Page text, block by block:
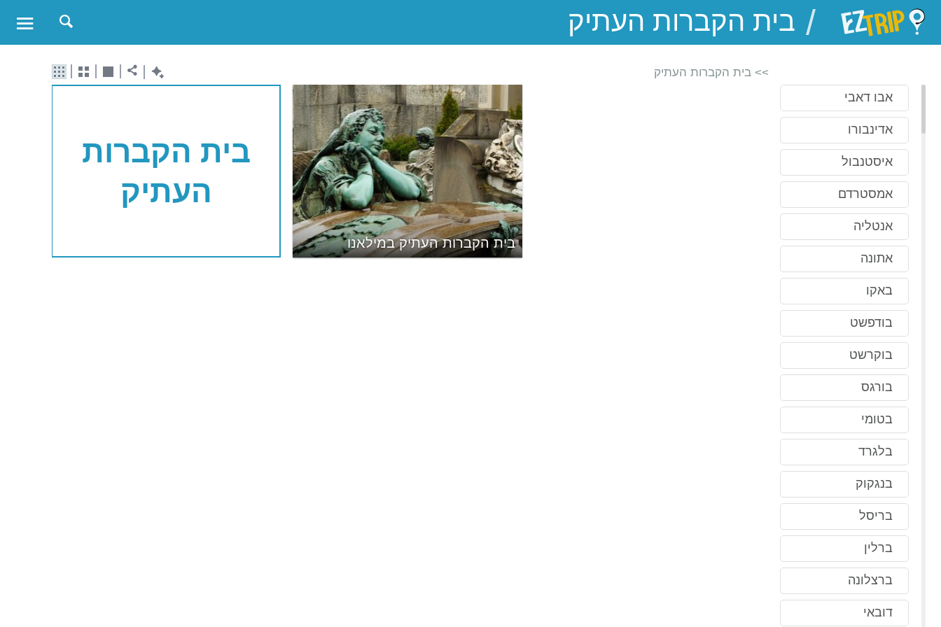
EZTrip
/
אבו דאבי
אדינבורו
איסטנבול
אמסטרדם
אנטליה
אתונה
באקו
בודפשט
בוקרשט
בורגס
בטומי
בלגרד
בנגקוק
בריסל
ברלין
ברצלונה
דובאי
>> בית הקברות העתיק
בית הקברות
העתיק
בית הקברות העתיק במילאנו